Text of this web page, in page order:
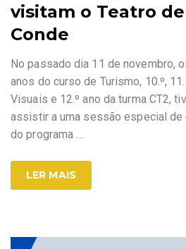
visitam o Teatro
Conde
No passado dia 11 de novembro,
anos do curso de Turismo, 10.º,
Visuais e 12.º ano da turma CT2,
assistir a uma sessão especial
do programa…
LER MAIS